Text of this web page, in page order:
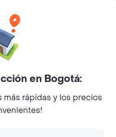
Twitter
Instagram
en Bogotá:
más rápidas y los precios